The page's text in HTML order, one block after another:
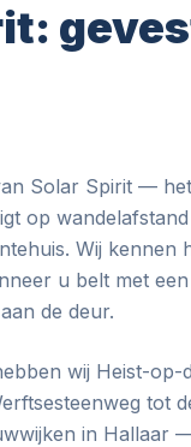
Solar Spirit —
op
Wij kennen
u belt met een
de deur.
wij Heist-op-
tot
in Hallaar